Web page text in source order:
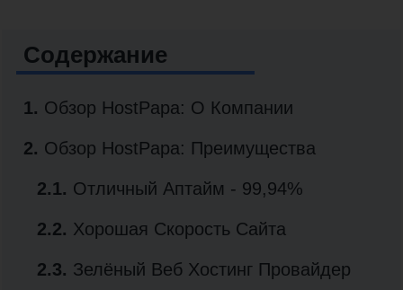
Содержание
1. Обзор HostPapa: О Компании
2. Обзор HostPapa: Преимущества
2.1. Отличный Аптайм - 99,94%
2.2. Хорошая Скорость Сайта
2.3. Зелёный Веб Хостинг Провайдер